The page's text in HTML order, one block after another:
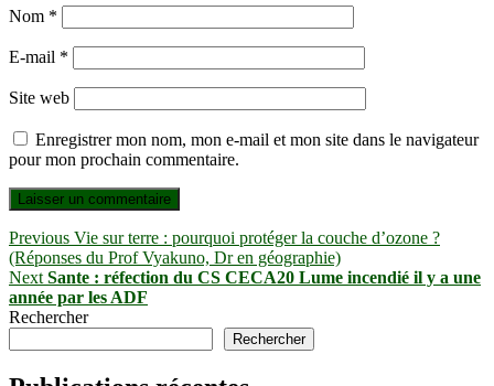
Nom *
E-mail *
Site web
Enregistrer mon nom, mon e-mail et mon site dans le navigateur
pour mon prochain commentaire.
Navigation
de
l’article
Previous Previous
post:
Vie sur terre : pourquoi protéger la couche d’ozone ?
(Réponses du Prof Vyakuno, Dr en géographie)
Next Next
post:
Sante : réfection du CS CECA20 Lume incendié il y a une
année par les ADF
Rechercher
Rechercher